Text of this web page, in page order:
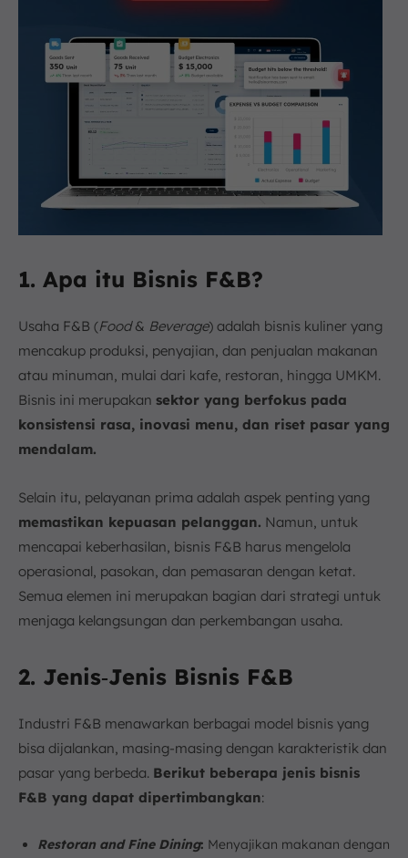
1. Apa itu Bisnis F&B?
Usaha F&B (Food& Beverage) adalah bisnis kuliner yang
mencakup produksi, penyajian, dan penjualan makanan
atau minuman, mulai dari kafe, restoran, hingga UMKM.
Bisnis ini merupakan sektor yang berfokus pada
konsistensi rasa, inovasi menu, dan riset pasar yang
mendalam.
Selain itu, pelayanan prima adalah aspek penting yang
memastikan kepuasan pelanggan. Namun, untuk
mencapai keberhasilan, bisnis F&B harus mengelola
operasional, pasokan, dan pemasaran dengan ketat.
Semua elemen ini merupakan bagian dari strategi untuk
menjaga kelangsungan dan perkembangan usaha.
2. Jenis‑Jenis Bisnis F&B
Industri F&B menawarkan berbagai model bisnis yang
bisa dijalankan, masing-masing dengan karakteristik dan
pasar yang berbeda. Berikut beberapa jenis bisnis
F&B yang dapat dipertimbangkan:
Restoran and Fine Dining: Menyajikan makanan dengan